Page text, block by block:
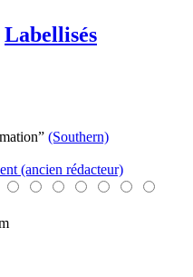
Labellisés
(Southern)
(ancien rédacteur)